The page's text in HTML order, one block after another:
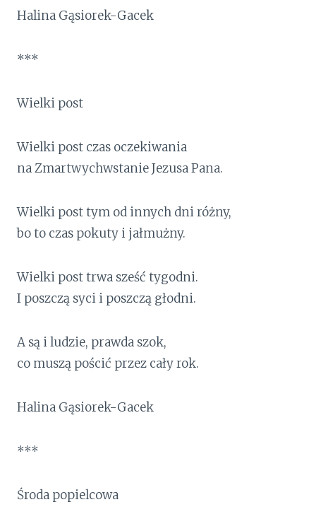
Halina Gąsiorek-Gacek
***
Wielki post
Wielki post czas oczekiwania
na Zmartwychwstanie Jezusa Pana.
Wielki post tym od innych dni różny,
bo to czas pokuty i jałmużny.
Wielki post trwa sześć tygodni.
I poszczą syci i poszczą głodni.
A są i ludzie, prawda szok,
co muszą pościć przez cały rok.
Halina Gąsiorek-Gacek
***
Środa popielcowa